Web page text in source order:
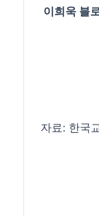
이희욱 블
자료: 한국